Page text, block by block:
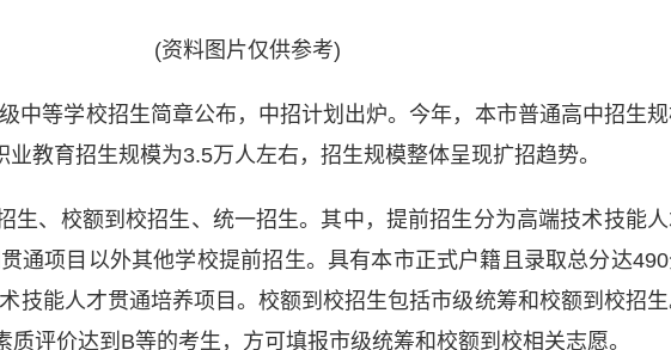
(资料图片仅供参考)
中等学校招生简章公布，中招计划出炉。今年，本市普通高中招生
教育招生规模为3.5万人左右，招生规模整体呈现扩招趋势。
生、校额到校招生、统一招生。其中，提前招生分为高端技术技能
通项目以外其他学校提前招生。具有本市正式户籍且录取总分达
技能人才贯通培养项目。校额到校招生包括市级统筹和校额到校招
质评价达到B等的考生，方可填报市级统筹和校额到校相关志愿。